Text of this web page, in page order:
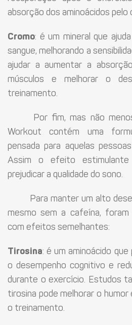
absorção dos aminoácidos pelo
Cromo: é um mineral que
sangue, melhorando a
ajudar a aumentar a
músculos e melhorar o
treinamento.
Por fim, mas não menos
Workout contém uma
pensada para aquelas
Assim o efeito
prejudicar a qualidade do sono.
Para manter um alto
mesmo sem a cafeína,
com efeitos semelhantes:
Tirosina: é um aminoácido
o desempenho cognitivo e
durante o exercício. Estudos
tirosina pode melhorar o
o treinamento.